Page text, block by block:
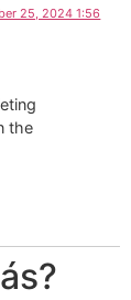
25, 2024 1:56
the